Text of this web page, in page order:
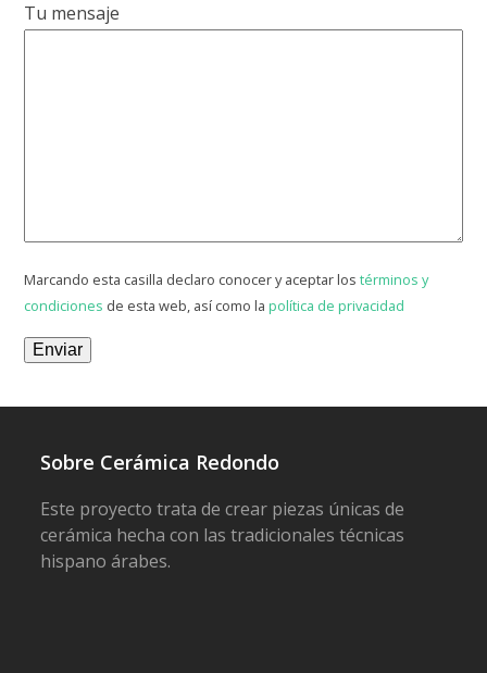
Tu mensaje
Marcando esta casilla declaro conocer y aceptar lostérminos y
condiciones de esta web, así como lapolítica de privacidad
Sobre Cerámica Redondo
Este proyecto trata de crear piezas únicas de
cerámica hecha con las tradicionales técnicas
hispano árabes.